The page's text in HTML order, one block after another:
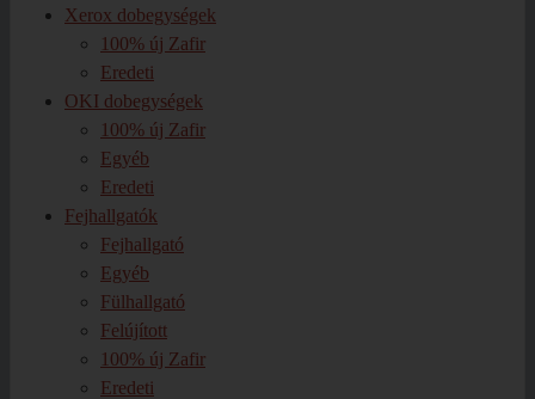
Xerox dobegységek
100% új Zafir
Eredeti
OKI dobegységek
100% új Zafir
Egyéb
Eredeti
Fejhallgatók
Fejhallgató
Egyéb
Fülhallgató
Felújított
100% új Zafir
Eredeti